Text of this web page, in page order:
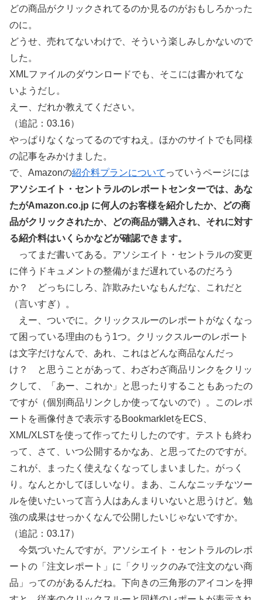
どの商品がクリックされてるのか見るのがおもしろかった
のに。
どうせ、売れてないわけで、そういう楽しみしかないので
した。
XMLファイルのダウンロードでも、そこには書かれてな
いようだし。
えー、だれか教えてください。
（追記：03.16）
やっぱりなくなってるのですねえ。ほかのサイトでも同様
の記事をみかけました。
で、Amazonの紹介料プランについて っていうページには
アソシエイト・セントラルのレポートセンターでは、あな
たがAmazon.co.jp に何人のお客様を紹介したか、どの商
品がクリックされたか、どの商品が購入され、それに対す
る紹介料はいくらかなどが確認できます。
ってまだ書いてある。アソシエイト・セントラルの変更
に伴うドキュメントの整備がまだ遅れているのだろう
か？ どっちにしろ、詐欺みたいなもんだな、これだと
（言いすぎ）。
えー、ついでに。クリックスルーのレポートがなくなっ
て困っている理由のもう1つ。クリックスルーのレポート
は文字だけなんで、あれ、これはどんな商品なんだっ
け？ と思うことがあって、わざわざ商品リンクをクリッ
クして、「あー、これか」と思ったりすることもあったの
ですが（個別商品リンクしか使ってないので）。このレポ
ートを画像付きで表示するBookmarkletをECS、
XML/XLSTを使って作ってたりしたのです。テストも終わ
って、さて、いつ公開するかなあ、と思ってたのですが。
これが、まったく使えなくなってしまいました。がっく
り。なんとかしてほしいなり。まあ、こんなニッチなツー
ルを使いたいって言う人はあんまりいないと思うけど。勉
強の成果はせっかくなんで公開したいじゃないですか。
（追記：03.17）
今気づいたんですが。アソシエイト・セントラルのレポ
ートの「注文レポート」に「クリックのみで注文のない商
品」ってのがあるんだね。下向きの三角形のアイコンを押